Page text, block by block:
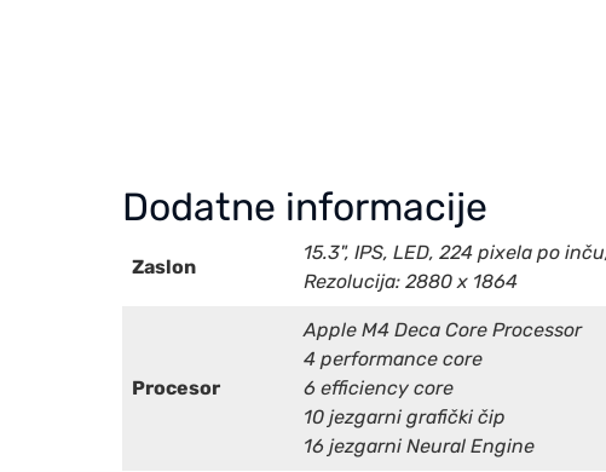
Dodatne informacije
Zaslon
15.3", IPS, LED, 224 pixela po
Rezolucija: 2880 x 1864
Procesor
Apple M4 Deca Core Processor
4 performance core
6 efficiency core
10 jezgarni grafički čip
16 jezgarni Neural Engine